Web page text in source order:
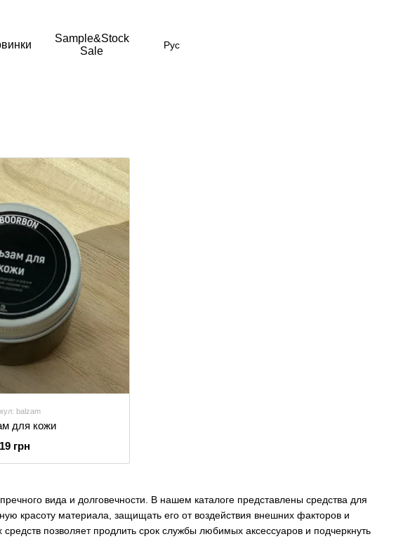
Sample&Stock
Sale
Рус
вида и долговечности. В нашем каталоге представлены средства для
красоту материала, защищать его от воздействия внешних факторов и
позволяет продлить срок службы любимых аксессуаров и подчеркнуть
balzam
для кожи
грн